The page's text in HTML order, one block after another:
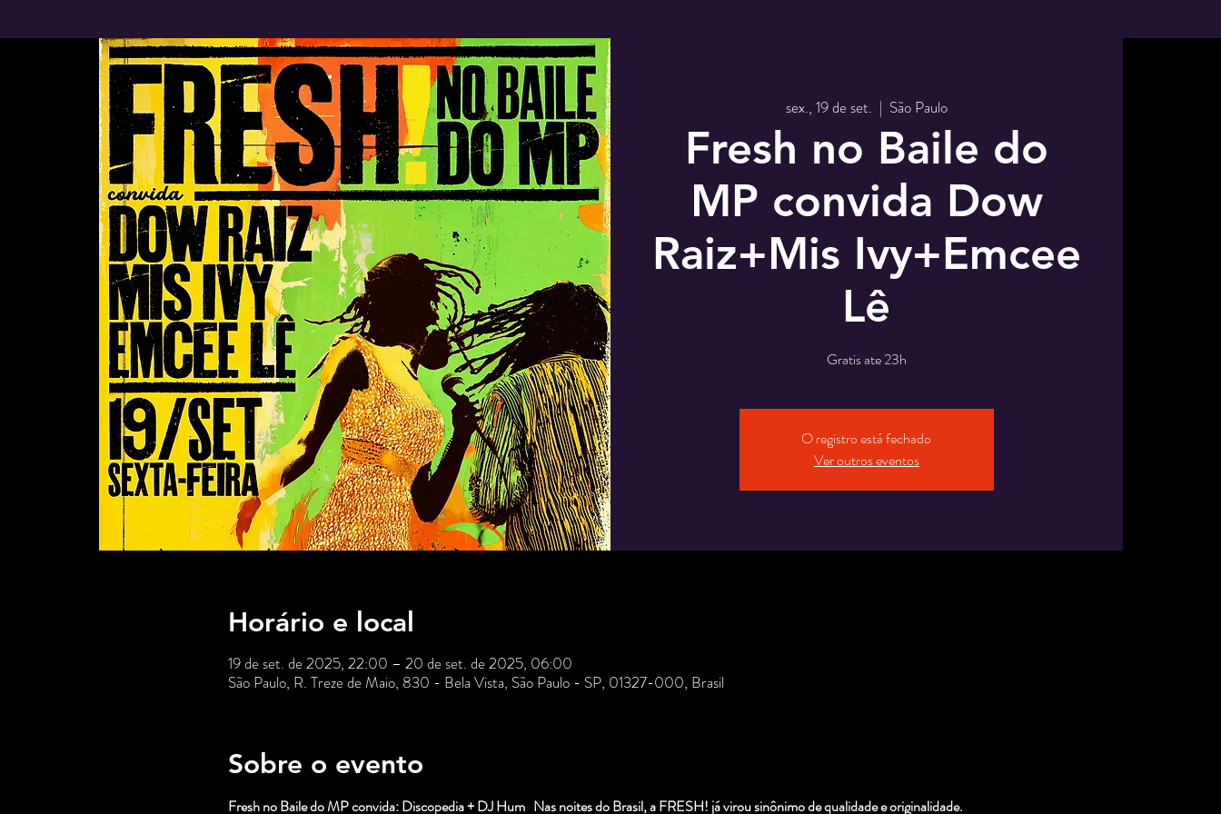
sex., 19 de set.
  |
São Paulo
Fresh no Baile do
MP convida Dow
Raiz+Mis Ivy+Emcee
Lê
Gratis ate 23h
O registro está fechado
Ver outros eventos
Horário e local
19 de set. de 2025, 22:00 – 20 de set. de 2025, 06:00
São Paulo, R. Treze de Maio, 830 - Bela Vista, São Paulo - SP, 01327-000, Brasil
Sobre o evento
Fresh no Baile do MP convida: Discopedia + DJ Hum   Nas noites do Brasil, a FRESH! já virou sinônimo de qualidade e originalidade.